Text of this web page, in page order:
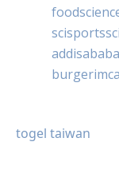
togel taiwan